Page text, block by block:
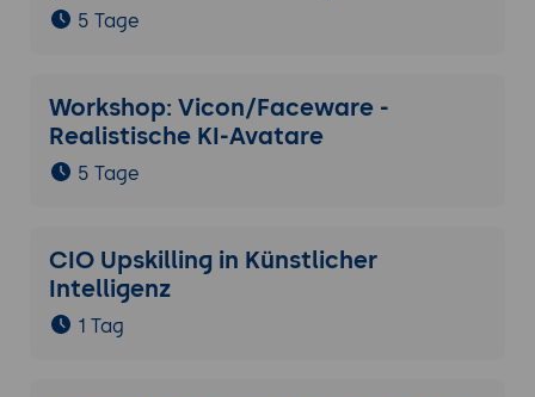
5 Tage
Workshop: Vicon/Faceware -
Realistische KI-Avatare
5 Tage
CIO Upskilling in Künstlicher
Intelligenz
1 Tag